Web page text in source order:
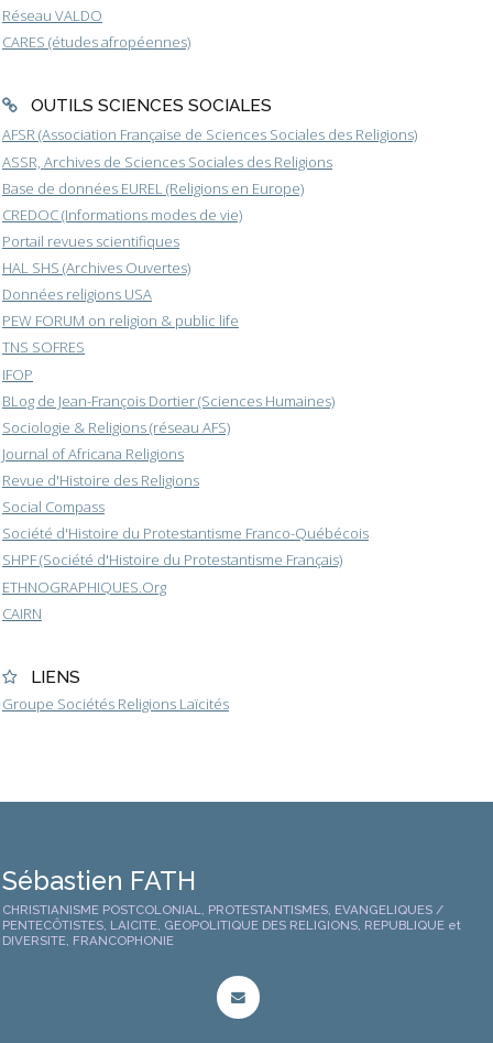
Réseau VALDO
CARES (études afropéennes)
OUTILS SCIENCES SOCIALES
AFSR (Association Française de Sciences Sociales des Religions)
ASSR, Archives de Sciences Sociales des Religions
Base de données EUREL (Religions en Europe)
CREDOC (Informations modes de vie)
Portail revues scientifiques
HAL SHS (Archives Ouvertes)
Données religions USA
PEW FORUM on religion & public life
TNS SOFRES
IFOP
BLog de Jean-François Dortier (Sciences Humaines)
Sociologie & Religions (réseau AFS)
Journal of Africana Religions
Revue d'Histoire des Religions
Social Compass
Société d'Histoire du Protestantisme Franco-Québécois
SHPF (Société d'Histoire du Protestantisme Français)
ETHNOGRAPHIQUES.Org
CAIRN
LIENS
Groupe Sociétés Religions Laïcités
Sébastien FATH
CHRISTIANISME POSTCOLONIAL, PROTESTANTISMES, EVANGELIQUES /
PENTECÔTISTES, LAICITE, GEOPOLITIQUE DES RELIGIONS, REPUBLIQUE et
DIVERSITE, FRANCOPHONIE